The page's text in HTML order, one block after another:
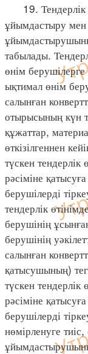
19. Тендерлік
ұйымдастыру мен
табылады.
өнім
ықтимал өнім
салынған
отырысының күн
құжаттар,
өткізілгеннен
түскен тендерлік
рәсіміне
берушілерді
тендерлік
берушінің
берушінің
салынған
қатысушының)
түскен тендерлік
рәсіміне
берушілерді
нөмірленуге